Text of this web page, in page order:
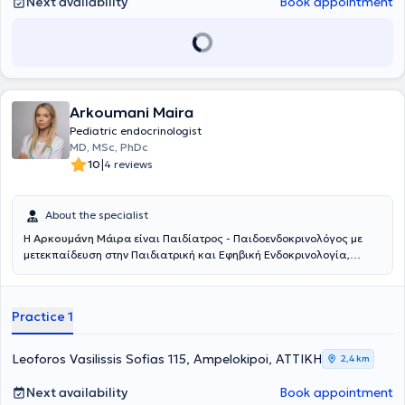
monitoring and hearing evaluation of children with hearing loss. In
his modern and fully equipped clinic, all necessary examinations are
and international conferences as a speaker, maintaining continuous
professional development and the highest level of expertise in his
field.
Arkoumani Maira
Pediatric endocrinologist
MD, MSc, PhDc
10|4 reviews
About the specialist
Η Αρκουμάνη Μάιρα είναι Παιδίατρος - Παιδοενδοκρινολόγος με
μετεκπαίδευση στην Παιδιατρική και Εφηβική Ενδοκρινολογία,
ιδιωτικό ιατρείο στους Αμπελόκηπους. Αποφοίτησε με βαθμό
Πανεπιστημίου Αθηνών. Στη συνέχεια, ειδικεύτηκε στην Παιδιατρική,
στην Α΄ Πανεπιστημιακή Παιδιατρική Κλινική του Πανεπιστημίου
Αθηνών, στο Γενικό Νοσοκομείο Παίδων "Η Αγία Σοφία" και έλαβε
τον τίτλο της ειδικότητας, μετά από πανελλαδικές εξετάσεις. Κατά
τη διάρκεια της παιδιατρικής ειδικότητας, συμμετείχε ενεργά στο
Ιατρείο Ενδοκρινολογίας, Μεταβολισμού και Διαβήτη της Α΄
Practice 1
Leoforos Vasilissis Sofias 115, Ampelokipoi, ΑΤΤΙΚΗ 2,4 km
Next availability Book appointment